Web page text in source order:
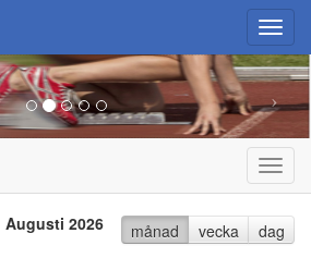
Augusti 2026 månad vecka
dag